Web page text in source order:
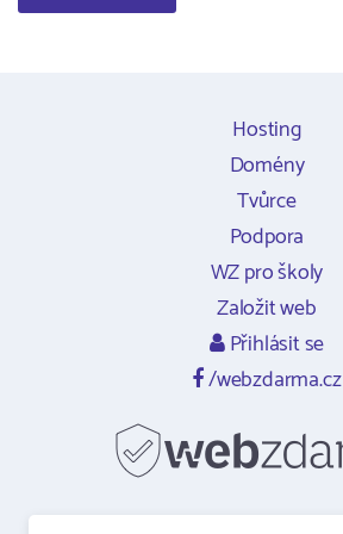
Hosting
Domény
Tvůrce
Podpora
WZ pro školy
Založit web
Přihlásit se
/webzdarma.cz